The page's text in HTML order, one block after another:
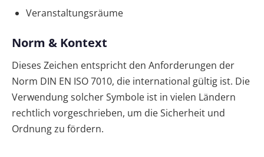
Veranstaltungsräume
Norm & Kontext
Dieses Zeichen entspricht den Anforderungen der
Norm DIN EN ISO 7010, die international gültig ist. Die
Verwendung solcher Symbole ist in vielen Ländern
rechtlich vorgeschrieben, um die Sicherheit und
Ordnung zu fördern.